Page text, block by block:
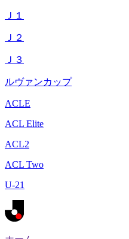
Ｊ１
Ｊ２
Ｊ３
ルヴァンカップ
ACLE
ACL Elite
ACL2
ACL Two
U-21